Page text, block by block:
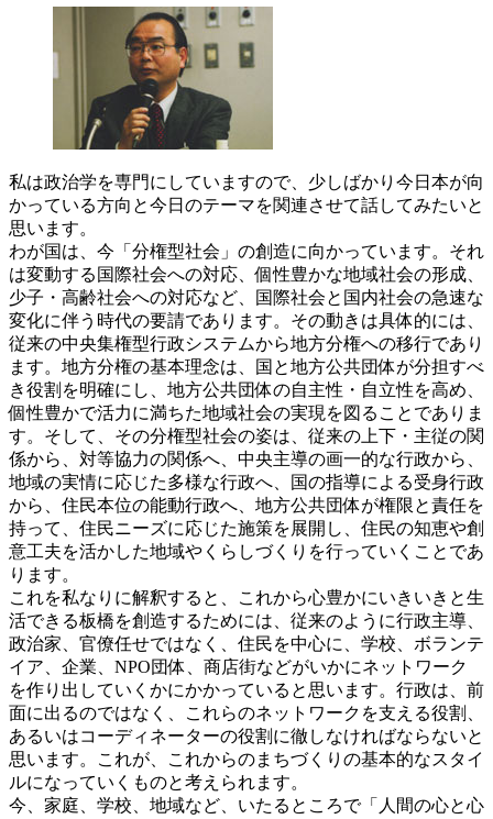
私は政治学を専門にしていますので、少しばかり今日本が向
かっている方向と今日のテーマを関連させて話してみたいと
思います。
わが国は、今「分権型社会」の創造に向かっています。それ
は変動する国際社会への対応、個性豊かな地域社会の形成、
少子・高齢社会への対応など、国際社会と国内社会の急速な
変化に伴う時代の要請であります。その動きは具体的には、
従来の中央集権型行政システムから地方分権への移行であり
ます。地方分権の基本理念は、国と地方公共団体が分担すべ
き役割を明確にし、地方公共団体の自主性・自立性を高め、
個性豊かで活力に満ちた地域社会の実現を図ることでありま
す。そして、その分権型社会の姿は、従来の上下・主従の関
係から、対等協力の関係へ、中央主導の画一的な行政から、
地域の実情に応じた多様な行政へ、国の指導による受身行政
から、住民本位の能動行政へ、地方公共団体が権限と責任を
持って、住民ニーズに応じた施策を展開し、住民の知恵や創
意工夫を活かした地域やくらしづくりを行っていくことであ
ります。
これを私なりに解釈すると、これから心豊かにいきいきと生
活できる板橋を創造するためには、従来のように行政主導、
政治家、官僚任せではなく、住民を中心に、学校、ボランテ
イア、企業、NPO団体、商店街などがいかにネットワーク
を作り出していくかにかかっていると思います。行政は、前
面に出るのではなく、これらのネットワークを支える役割、
あるいはコーディネーターの役割に徹しなければならないと
思います。これが、これからのまちづくりの基本的なスタイ
ルになっていくものと考えられます。
今、家庭、学校、地域など、いたるところで「人間の心と心